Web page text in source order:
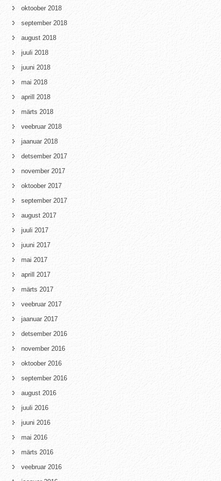
oktoober 2018
september 2018
august 2018
juuli 2018
juuni 2018
mai 2018
aprill 2018
märts 2018
veebruar 2018
jaanuar 2018
detsember 2017
november 2017
oktoober 2017
september 2017
august 2017
juuli 2017
juuni 2017
mai 2017
aprill 2017
märts 2017
veebruar 2017
jaanuar 2017
detsember 2016
november 2016
oktoober 2016
september 2016
august 2016
juuli 2016
juuni 2016
mai 2016
märts 2016
veebruar 2016